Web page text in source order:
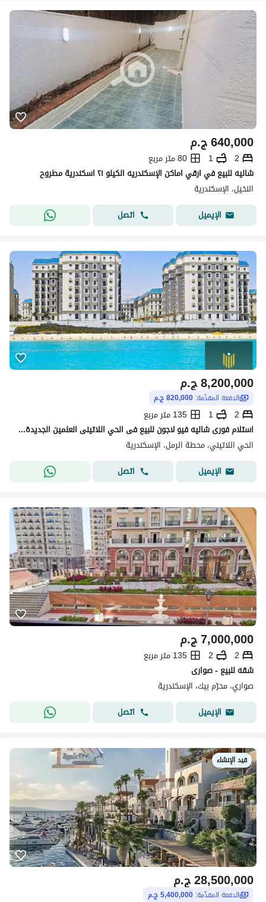
ج.م640,000
2
1
80 متر مربع
شاليه للبيع في ارقي اماكن الإسكندريه الكيلو ٢١ اسكندرية مطروح
النخيل، الإسكندرية
الإيميل
اتصل
ج.م8,200,000
الدفعة المقدّمة: 820,000 ج.م
2
1
135 متر مربع
استلام فورى شاليه فيو لاجون للبيع فى الحي اللاتينى العلمين الجديدة قسط على 3 سنين , العلمين الجديدة الحي اللاتينى Latin district new alamein
الحي اللاتيني، محطة الرمل، الإسكندرية
الإيميل
اتصل
ج.م7,000,000
2
2
135 متر مربع
شقه للبيع - صوارى
صواري، محرّم بيك، الإسكندرية
الإيميل
اتصل
قيد الإنشاء
ج.م28,500,000
الدفعة المقدّمة: 5,400,000 ج.م